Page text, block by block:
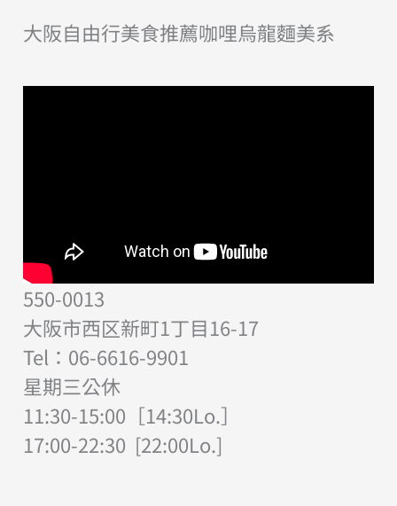
大阪自由行美食推薦咖哩烏龍麵美系
550-0013
大阪市西区新町1丁目16-17
Tel：06-6616-9901
星期三公休
11:30-15:00［14:30Lo.］
17:00-22:30 [22:00Lo.]